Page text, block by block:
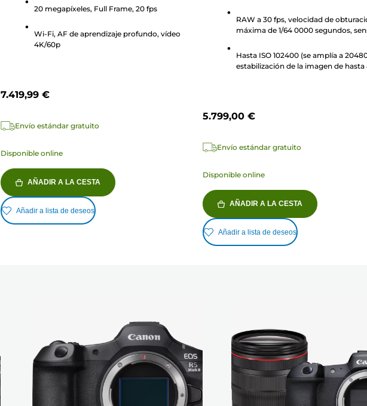
reseñas
20 megapíxeles, Full Frame, 20 fps
Wi-Fi, AF de aprendizaje profundo, vídeo
4K/60p
7.419,99 €
Envío estándar gratuito
Disponible online
AÑADIR A LA CESTA
Añadir a lista de deseos
reseñas
RAW a 30 fps, velocidad de
máxima de 1/64 0000 segundos,
Hasta ISO 102400 (se amplía a
estabilización de la imagen de hasta
5.799,00 €
Envío estándar gratuito
Disponible online
AÑADIR A LA CESTA
Añadir a lista de deseos